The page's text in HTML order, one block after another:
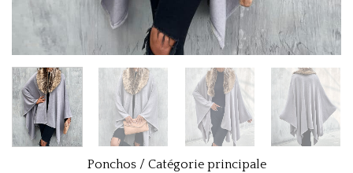
Ponchos / Catégorie principale